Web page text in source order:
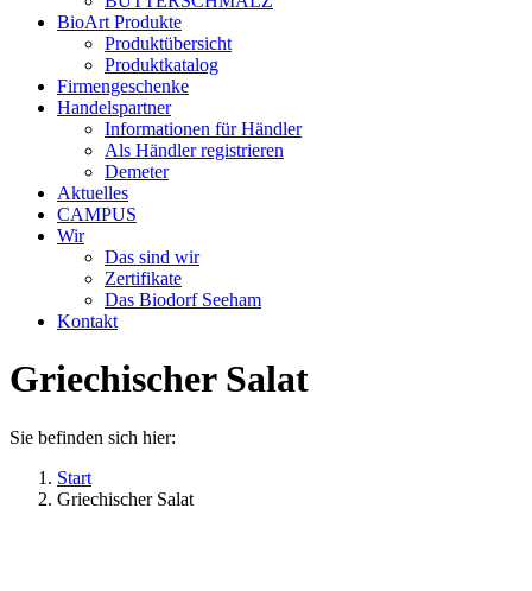
BioArt Produkte
Produktübersicht
Produktkatalog
Firmengeschenke
Handelspartner
Informationen für Händler
Als Händler registrieren
Demeter
Aktuelles
CAMPUS
Wir
Das sind wir
Zertifikate
Das Biodorf Seeham
Kontakt
Griechischer Salat
Sie befinden sich hier:
Start
Griechischer Salat